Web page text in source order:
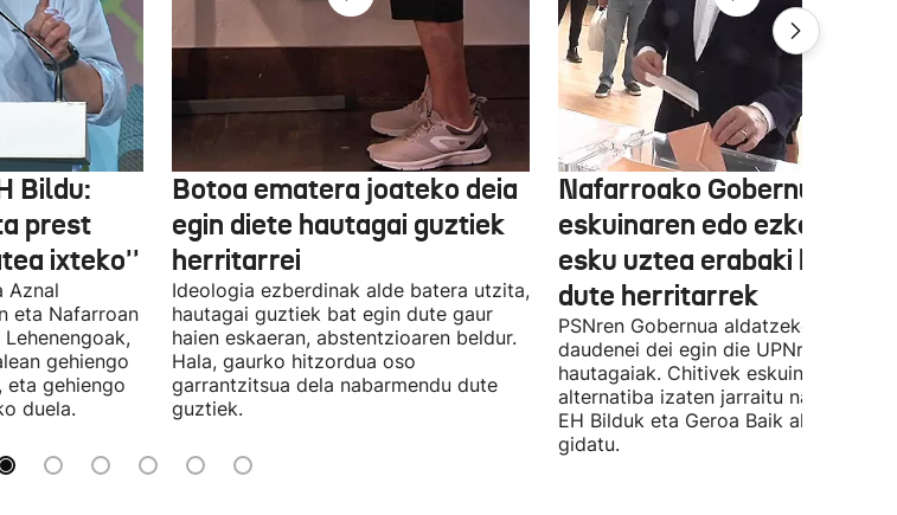
Bildu:
prest
ixteko''
Aznal
eta Nafarroan
gehiengo
eta gehiengo
duela.
Botoa ematera joateko deia
egin diete hautagai guztiek
herritarrei
Ideologia ezberdinak alde batera utzita,
hautagai guztiek bat egin dute gaur
haien eskaeran, abstentzioaren beldur.
Hala, gaurko hitzordua oso
garrantzitsua dela nabarmendu dute
guztiek.
Nafarroako Gobernua
eskuinaren edo ezkerraren
esku uztea erabaki
dute herritarrek
PSNren Gobernua aldatzeko irrikitan
daudenei dei egin die UPNren
hautagaiak. Chitivek eskuinaren
alternatiba izaten jarraitu nahi du eta
EH Bilduk eta Geroa Baik aldaketa
gidatu.